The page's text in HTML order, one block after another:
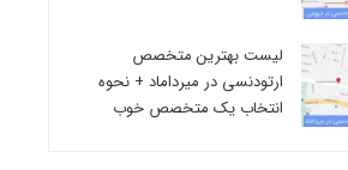
لیست بهترین متخصص
ارتودنسی در میرداماد + نحوه
انتخاب یک متخصص خوب